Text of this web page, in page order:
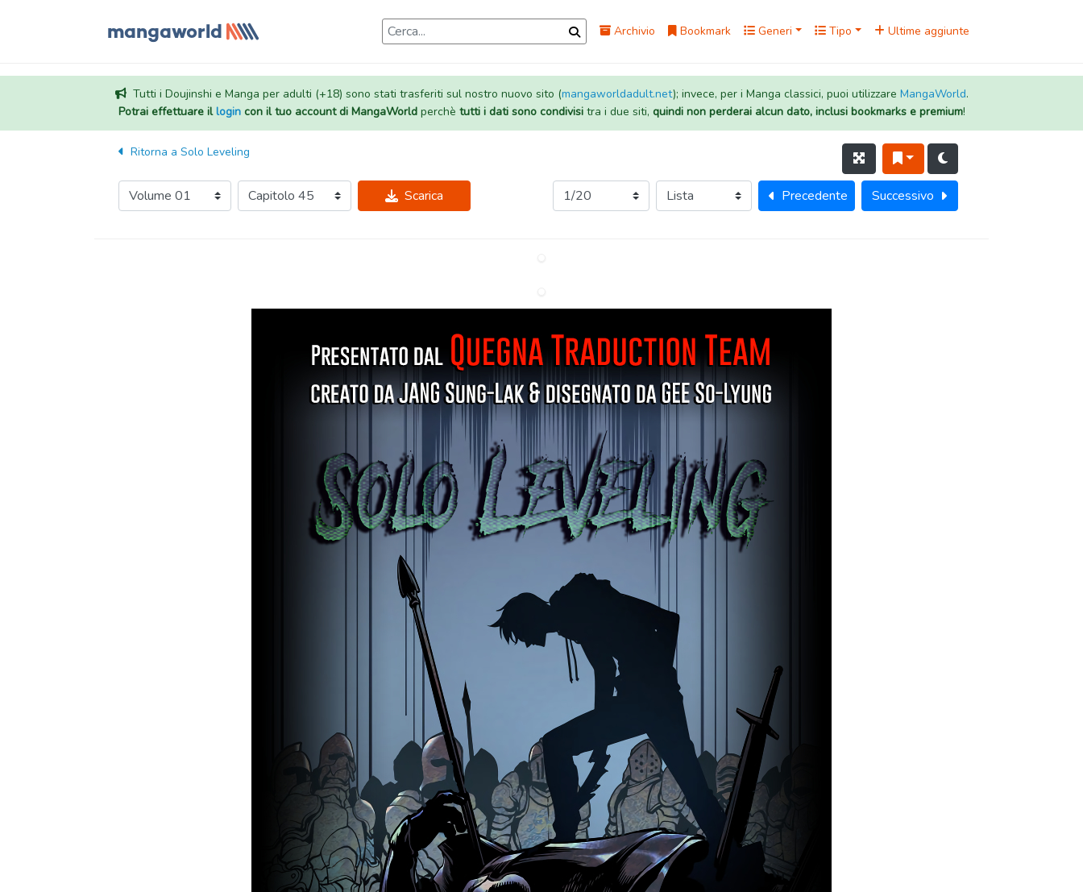
Archivio Bookmark Generi Tipo Ultime aggiunte
Tutti i Doujinshi e Manga per adulti (+18) sono stati trasferiti sul nostro nuovo sito (mangaworldadult.net); invece, per i Manga classici, puoi utilizzare MangaWorld.
Potrai effettuare illogincon il tuo account di MangaWorldperchè tutti i dati sono condivisitra i due siti, quindi non perderai alcun dato, inclusi bookmarks e premium!
Ritorna a Solo Leveling
Scarica Precedente Successivo